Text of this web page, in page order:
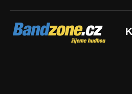
Bandzone.cz
žijeme hudbou